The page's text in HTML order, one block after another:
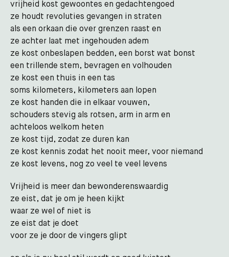
vrijheid kost gewoontes en gedachtengoed
ze houdt revoluties gevangen in straten
als een orkaan die over grenzen raast en
ze achter laat met ingehouden adem
ze kost onbeslapen bedden, een borst wat bonst
een trillende stem, bevragen en volhouden
ze kost een thuis in een tas
soms kilometers, kilometers aan lopen
ze kost handen die in elkaar vouwen,
schouders stevig als rotsen, arm in arm en
achteloos welkom heten
ze kost tijd, zodat ze duren kan
ze kost kennis zodat het nooit meer, voor niemand
ze kost levens, nog zo veel te veel levens
Vrijheid is meer dan bewonderenswaardig
ze eist, dat je om je heen kijkt
waar ze wel of niet is
ze eist dat je doet
voor ze je door de vingers glipt